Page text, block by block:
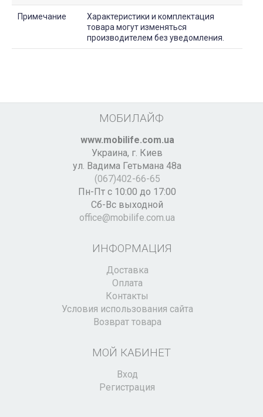
Примечание
Характеристики и комплектация
товара могут изменяться
производителем без уведомления.
МОБИЛАЙФ
www.mobilife.com.ua
Украина, г. Киев
ул. Вадима Гетьмана 48а
(067)402-66-65
Пн-Пт с 10:00 до 17:00
Сб-Вс выходной
office@mobilife.com.ua
ИНФОРМАЦИЯ
Доставка
Оплата
Контакты
Условия использования сайта
Возврат товара
МОЙ КАБИНЕТ
Вход
Регистрация